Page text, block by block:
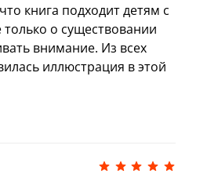
книга подходит детям с
только о существовании
внимание. Из всех
иллюстрация в этой